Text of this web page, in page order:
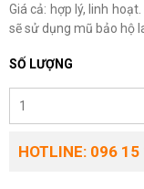
Giá cả: hợp lý, linh
sẽ sử dụng mũ bảo hộ
SỐ LƯỢNG
HOTLINE: 096